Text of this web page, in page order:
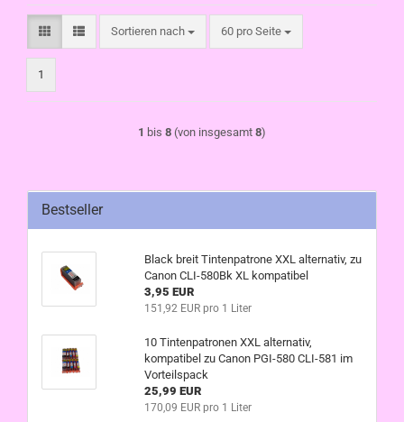
Sortieren nach
Sortieren nach 60 pro Seite
pro Seite
1
1 bis 8 (von insgesamt 8)
Bestseller
Black breit Tintenpatrone XXL alternativ, zu
Canon CLI-580Bk XL kompatibel
3,95 EUR
151,92 EUR pro 1 Liter
10 Tintenpatronen XXL alternativ,
kompatibel zu Canon PGI-580 CLI-581 im
Vorteilspack
25,99 EUR
170,09 EUR pro 1 Liter